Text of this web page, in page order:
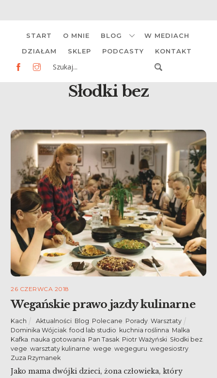
content
START O MNIE BLOG W MEDIACH
DZIAŁAM SKLEP PODCASTY KONTAKT
Słodki bez
26 CZERWCA 2018
Wegańskie prawo jazdy kulinarne
Kach Aktualności Blog Polecane Porady ,Warsztaty
Dominika Wójciak ,food lab studio kuchnia roślinna Malka
Kafka nauka gotowania Pan Tasak Piotr Ważyński Słodki bez
vege ,warsztaty kulinarne ,wege ,wegeguru ,wegesiostry
Zuza Rzymanek
Jako mama dwójki dzieci, żona człowieka, który